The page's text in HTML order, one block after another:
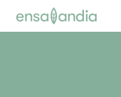
main